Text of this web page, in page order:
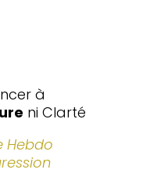
à
ni Clarté
Hebdo